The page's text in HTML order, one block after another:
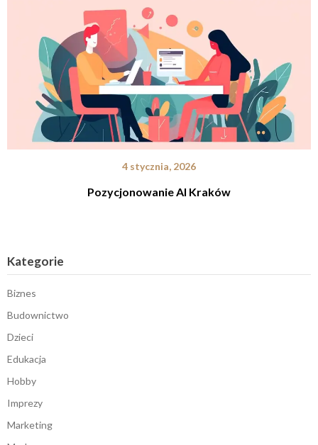
4 stycznia, 2026
Pozycjonowanie AI Kraków
Kategorie
Biznes
Budownictwo
Dzieci
Edukacja
Hobby
Imprezy
Marketing